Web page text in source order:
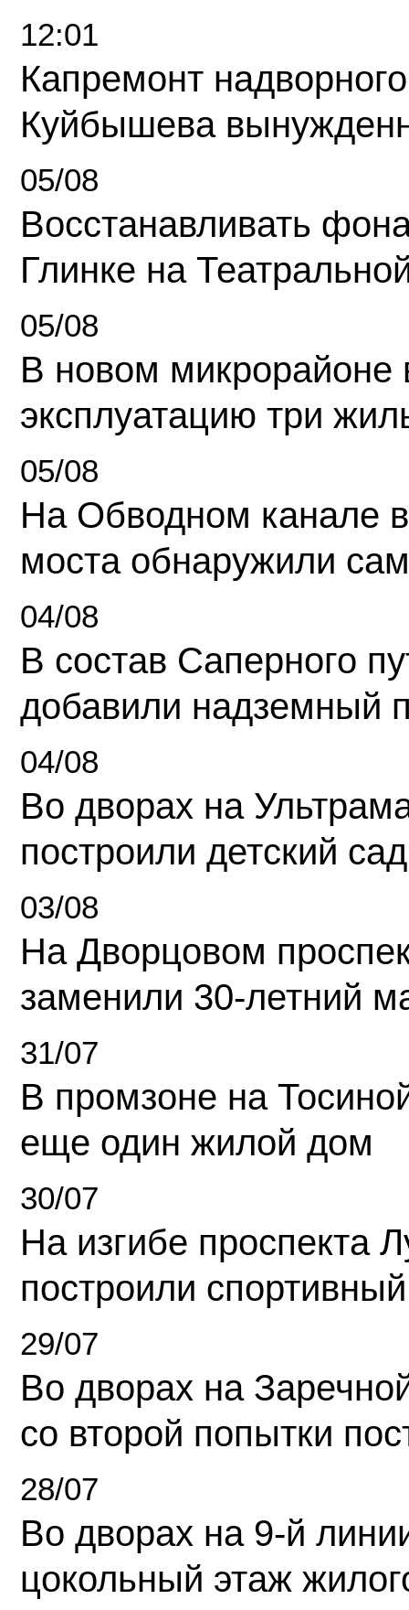
12:01
Капремонт
Куйбышева
05/08
Восстанавливать
Глинке на
05/08
В новом микрорайоне
эксплуатацию три
05/08
На Обводном канале
моста обнаружили
04/08
В состав Саперного
добавили надземный
04/08
Во дворах на
построили детский сад
03/08
На Дворцовом
заменили 30-летний
31/07
В промзоне на
еще один жилой дом
30/07
На изгибе проспекта
построили
29/07
Во дворах на
со второй попытки
28/07
Во дворах на 9-й
цокольный этаж